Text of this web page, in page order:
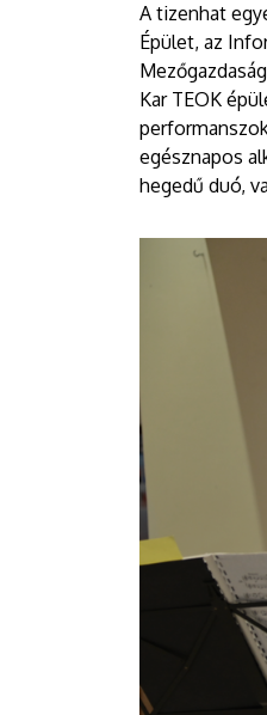
A tizenhat
Épület, az
Kar TEOK
egésznapos
hegedű duó,